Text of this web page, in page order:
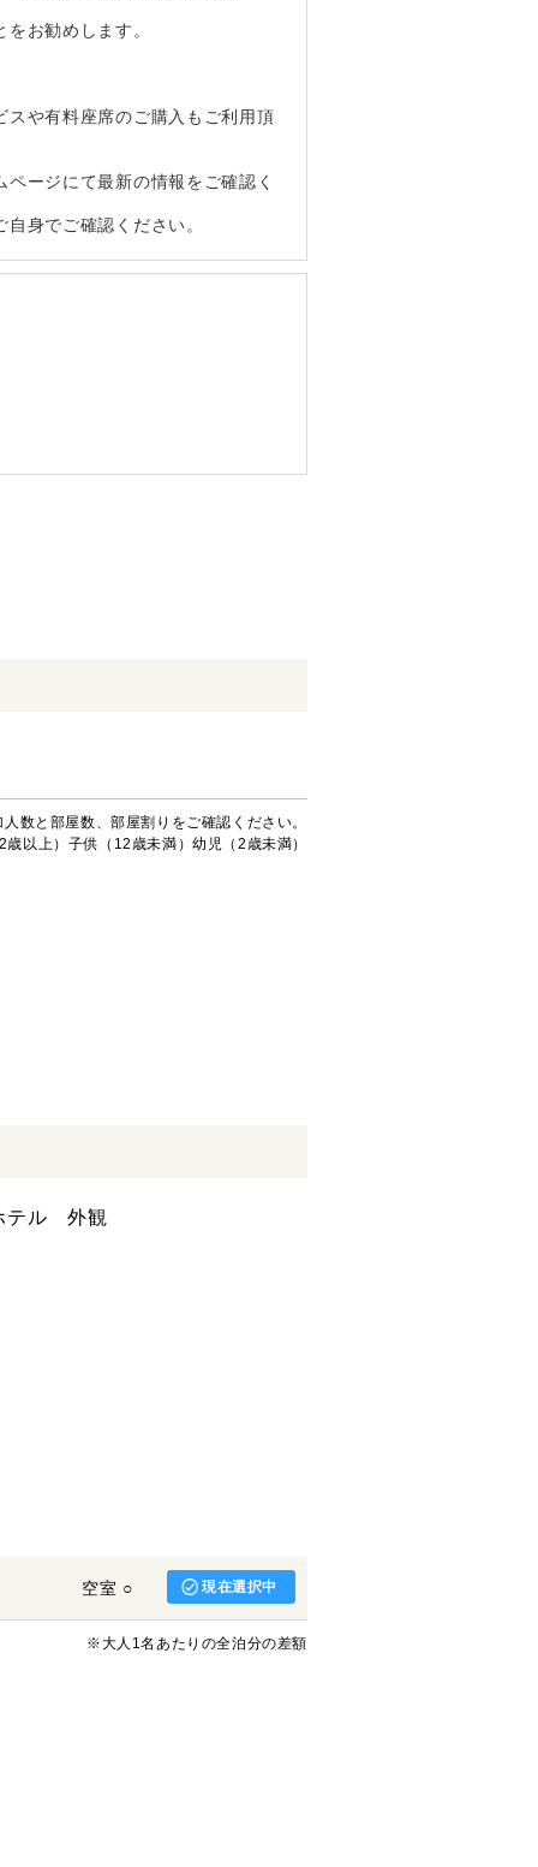
お勧めします。
や有料座席のご購入もご利用頂
ージにて最新の情報をご確認く
身でご確認ください。
数と部屋数、部屋割りをご確認ください。
以上）子供（12歳未満）幼児（2歳未満）
空室 ○ 現在選択中
※大人1名あたりの全泊分の差額